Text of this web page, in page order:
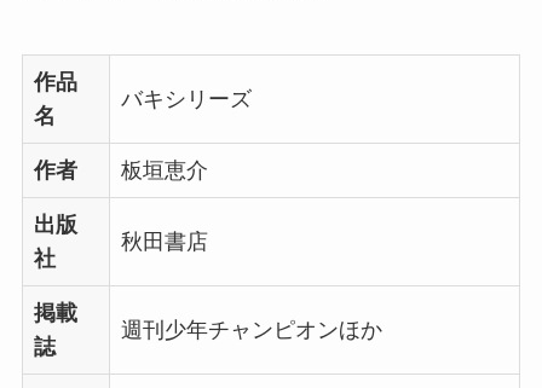
作品
名
バキシリーズ
作者 板垣恵介
出版
社
秋田書店
掲載
誌
週刊少年チャンピオンほか